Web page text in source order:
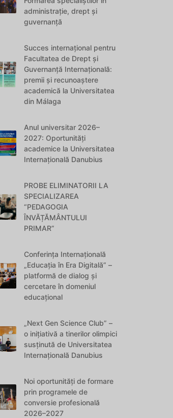
administrație, drept și
guvernanță
Succes internațional pentru
Facultatea de Drept și
Guvernanță Internațională:
premii și recunoaștere
academică la Universitatea
din Málaga
Anul universitar 2026–
2027: Oportunități
academice la Universitatea
Internațională Danubius
PROBE ELIMINATORII LA
SPECIALIZAREA
“PEDAGOGIA
ÎNVĂȚĂMÂNTULUI
PRIMAR”
Conferința Internațională
„Educația în Era Digitală” –
platformă de dialog și
cercetare în domeniul
educațional
„Next Gen Science Club” –
o inițiativă a tinerilor olimpici
susținută de Universitatea
Internațională Danubius
Noi oportunități de formare
prin programele de
conversie profesională
2026–2027